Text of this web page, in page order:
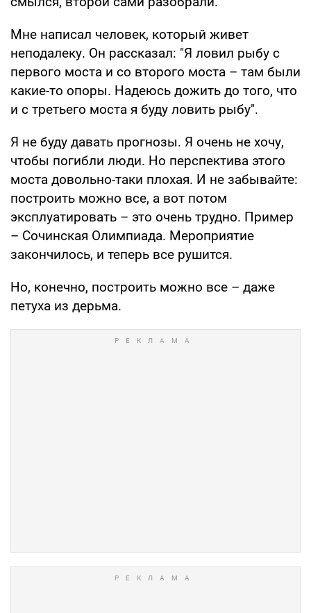
Мне написал человек, который живет
неподалеку. Он рассказал: "Я ловил рыбу с
первого моста и со второго моста – там были
какие-то опоры. Надеюсь дожить до того, что
и с третьего моста я буду ловить рыбу".
Я не буду давать прогнозы. Я очень не хочу,
чтобы погибли люди. Но перспектива этого
моста довольно-таки плохая. И не забывайте:
построить можно все, а вот потом
эксплуатировать – это очень трудно. Пример
– Сочинская Олимпиада. Мероприятие
закончилось, и теперь все рушится.
Но, конечно, построить можно все – даже
петуха из дерьма.